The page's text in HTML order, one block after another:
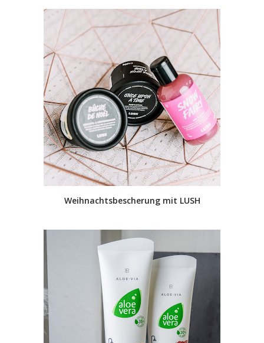
Weihnachtsbescherung mit LUSH